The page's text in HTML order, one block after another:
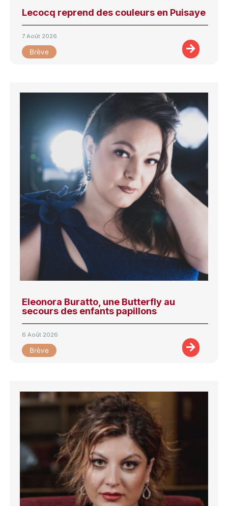
Lecocq reprend des couleurs en Puisaye
7 Août 2026
Brève
Eleonora Buratto, une Butterfly au
secours des enfants papillons
6 Août 2026
Brève